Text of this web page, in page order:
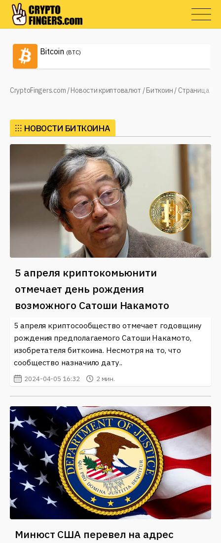
Bitcoin (BTC)
CryptoFingers.com /Новости криптовалют /Биткоин / Страница 2
⁝⁝⁝ НОВОСТИ БИТКОИНА
5 апреля криптокомьюнити
отмечает день рождения
возможного Сатоши Накамото
5 апреля криптосообщество отмечает годовщину
рождения предполагаемого Сатоши Накамото,
изобретателя биткоина. Несмотря на то, что
сообщество назначило дату..
2024-04-05 16:32 2 мин.
Минюст США перевел на адрес